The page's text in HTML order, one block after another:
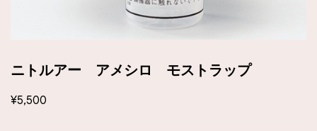
ニトルアー アメシロ モストラップ
¥5,500